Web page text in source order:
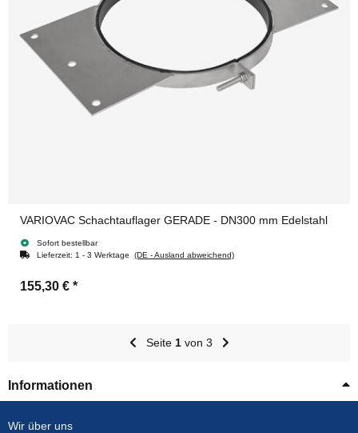
VARIOVAC Schachtauflager GERADE - DN300 mm Edelstahl
Sofort bestellbar
Lieferzeit: 1 - 3 Werktage (DE - Ausland abweichend)
155,30 € *
Seite 1von 3
Informationen
Wir über uns